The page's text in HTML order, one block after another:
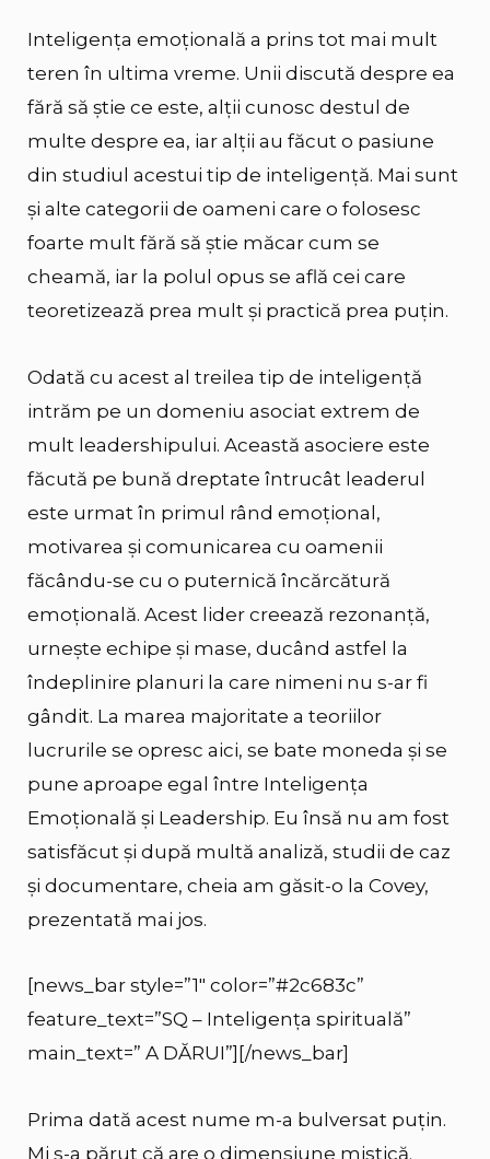
Inteligența emoțională a prins tot mai mult
teren în ultima vreme. Unii discută despre ea
fără să știe ce este, alții cunosc destul de
multe despre ea, iar alții au făcut o pasiune
din studiul acestui tip de inteligență. Mai sunt
și alte categorii de oameni care o folosesc
foarte mult fără să știe măcar cum se
cheamă, iar la polul opus se află cei care
teoretizează prea mult și practică prea puțin.
Odată cu acest al treilea tip de inteligență
intrăm pe un domeniu asociat extrem de
mult leadershipului. Această asociere este
făcută pe bună dreptate întrucât leaderul
este urmat în primul rând emoțional,
motivarea și comunicarea cu oamenii
făcându-se cu o puternică încărcătură
emoțională. Acest lider creează rezonanță,
urnește echipe și mase, ducând astfel la
îndeplinire planuri la care nimeni nu s-ar fi
gândit. La marea majoritate a teoriilor
lucrurile se opresc aici, se bate moneda și se
pune aproape egal între Inteligența
Emoțională și Leadership. Eu însă nu am fost
satisfăcut și după multă analiză, studii de caz
și documentare, cheia am găsit-o la Covey,
prezentată mai jos.
[news_bar style=”1″ color=”#2c683c”
feature_text=”SQ – Inteligența spirituală”
main_text=” A DĂRUI”][/news_bar]
Prima dată acest nume m-a bulversat puțin.
Mi s-a părut că are o dimensiune mistică.